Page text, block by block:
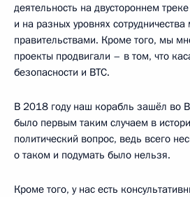
деятельность на двустороннем
и на разных уровнях
правительствами. Кроме того, мы
проекты продвигали – в том, что
безопасности и ВТС.
В 2018 году наш корабль зашёл во
было первым таким случаем в
политический вопрос, ведь всего
о таком и подумать было нельзя.
Кроме того, у нас есть